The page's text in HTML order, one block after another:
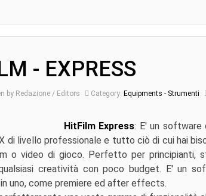
- EXPRESS
by Redazione / Editors Category: Equipments - Strumenti
HitFilm Express: E' un software
di livello professionale e tutto ciò di cui hai
o video di gioco. Perfetto per principianti,
creatività con poco budget. E' un
uno, come premiere ed after effects.